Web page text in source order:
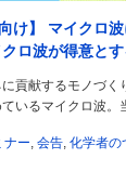
け】 マイクロ
ロ波が得意と
貢献するモノづく
いるマイクロ波
ナー, 会告, 化学者の